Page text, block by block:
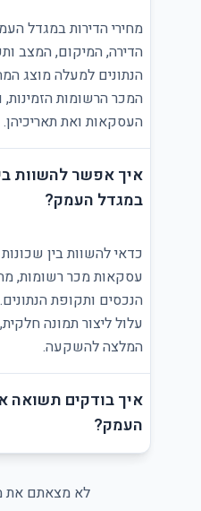
מחירי הדירות במגדל
הדירה, המיקום, המצב
הנתונים למעלה מוצג
המכר הרשומות
העסקאות ואת תאריכיהן.
איך אפשר להשוות
במגדל העמק?
כדאי להשוות בין
עסקאות מכר רשומות,
הנכסים ותקופת
עלול ליצור תמונה
המלצה להשקעה.
איך בודקים תשואה
העמק?
לא מצאתם